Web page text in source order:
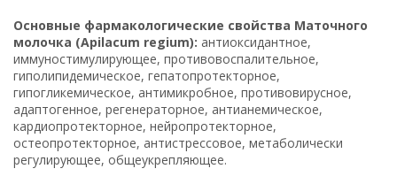
Основные фармакологические свойства Маточного
молочка (Apilacum regium): антиоксидантное,
иммуностимулирующее, противовоспалительное,
гиполипидемическое, гепатопротекторное,
гипогликемическое, антимикробное, противовирусное,
адаптогенное, регенераторное, антианемическое,
кардиопротекторное, нейропротекторное,
остеопротекторное, антистрессовое, метаболически
регулирующее, общеукрепляющее.